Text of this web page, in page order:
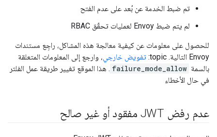
تم ضبط الخدمة عن بُعد على عدم الفتح
لم يتم ضبط Envoy لعمليات تحقّق RBAC
للحصول على معلومات عن كيفية معالجة هذه المشاكل، راجِع مستندات
Envoy التالية. topic:
تفويض خارجي، وارجع إلى المعلومات المتعلقة
بالسمة failure_mode_allow . هذا الموقع تغيير طريقة عمل الفلتر
في حال الأخطاء
عدم رفض JWT مفقود أو غير صالح